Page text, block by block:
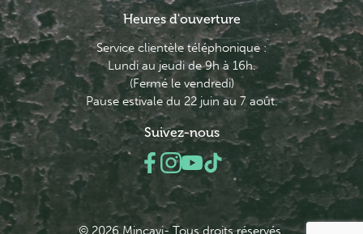
Heures d'ouverture
Service clientèle téléphonique :
Lundi au jeudi de 9h à 16h.
(Fermé le vendredi)
Pause estivale du 22 juin au 7 août.
Suivez-nous
© 2026 Minçavi- Tous droits réservés.